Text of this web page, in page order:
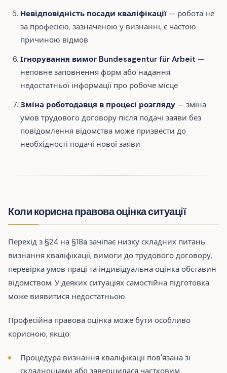
Невідповідність посади кваліфікації — робота не
за професією, зазначеною у визнанні, є частою
причиною відмов
Ігнорування вимог Bundesagentur für Arbeit —
неповне заповнення форм або надання
недостатньої інформації про робоче місце
Зміна роботодавця в процесі розгляду — зміна
умов трудового договору після подачі заяви без
повідомлення відомства може призвести до
необхідності подачі нової заяви
Коли корисна правова оцінка ситуації
Перехід з §24 на §18a зачіпає низку складних питань:
визнання кваліфікації, вимоги до трудового договору,
перевірка умов праці та індивідуальна оцінка обставин
відомством. У деяких ситуаціях самостійна підготовка
може виявитися недостатньою.
Професійна правова оцінка може бути особливо
корисною, якщо:
Процедура визнання кваліфікації пов'язана зі
складнощами або завершилася частковим